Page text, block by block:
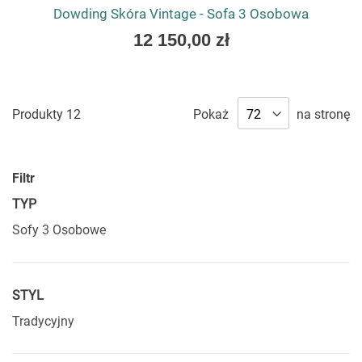
Dowding Skóra Vintage - Sofa 3 Osobowa
As
12 150,00 zł
Produkty 12 Pokaż na stronę
Filtr
TYP
Sofy 3 Osobowe
STYL
Tradycyjny